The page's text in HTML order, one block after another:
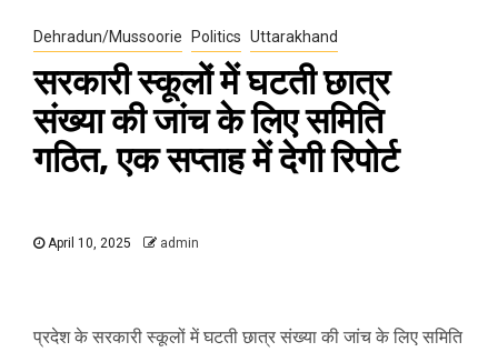
Dehradun/Mussoorie Politics Uttarakhand
सरकारी स्कूलों में घटती छात्र
संख्या की जांच के लिए समिति
गठित, एक सप्ताह में देगी रिपोर्ट
April 10, 2025 admin
प्रदेश के सरकारी स्कूलों में घटती छात्र संख्या की जांच के लिए समिति